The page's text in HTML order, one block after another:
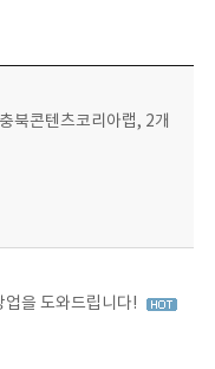
북콘텐츠코리아랩, 2개
을 도와드립니다!